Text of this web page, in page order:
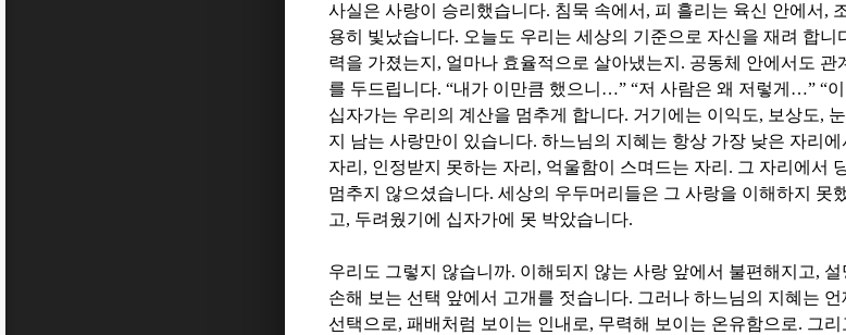
사실은 사랑이 승리했습니다. 침묵 속에서 , 피 흘리는 육신 안에서 ,
용히 빛났습니다. 오늘도 우리는 세상의 기준으로 자신을 재려 합니
력을 가졌는지 , 얼마나 효율적으로 살아냈는지 . 공동체 안에서도 관
를 두드립니다. “내가 이만큼 했으니 …” “저 사람은 왜 저렇게 …” “
십자가는 우리의 계산을 멈추게 합니다. 거기에는 이익도, 보상도,
지 남는 사랑만이 있습니다. 하느님의 지혜는 항상 가장 낮은 자리
자리 , 인정받지 못하는 자리 , 억울함이 스며드는 자리 . 그 자리에서
멈추지 않으셨습니다. 세상의 우두머리들은 그 사랑을 이해하지 못
고, 두려웠기에 십자가에 못 박았습니다.
우리도 그렇지 않습니까. 이해되지 않는 사랑 앞에서 불편해지고, 설
손해 보는 선택 앞에서 고개를 젓습니다. 그러나 하느님의 지혜는
선택으로, 패배처럼 보이는 인내로, 무력해 보이는 온유함으로. 그